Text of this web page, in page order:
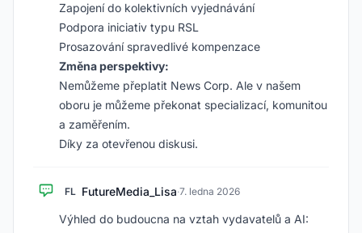
Zapojení do kolektivních vyjednávání
Podpora iniciativ typu RSL
Prosazování spravedlivé kompenzace
Změna perspektivy:
Nemůžeme přeplatit News Corp. Ale v našem
oboru je můžeme překonat specializací, komunitou
a zaměřením.
Díky za otevřenou diskusi.
FL FutureMedia_Lisa·7. ledna 2026
Výhled do budoucna na vztah vydavatelů a AI: